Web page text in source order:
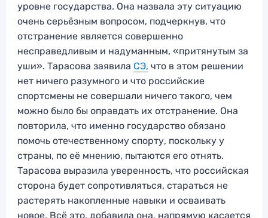
уровне государства. Она назвала эту ситуацию
очень серьёзным вопросом, подчеркнув, что
отстранение является совершенно
несправедливым и надуманным, «притянутым за
уши». Тарасова заявила СЭ, что в этом решении
нет ничего разумного и что российские
спортсмены не совершали ничего такого, чем
можно было бы оправдать их отстранение. Она
повторила, что именно государство обязано
помочь отечественному спорту, поскольку у
страны, по её мнению, пытаются его отнять.
Тарасова выразила уверенность, что российская
сторона будет сопротивляться, стараться не
растерять накопленные навыки и осваивать
новое. Всё это, добавила она, напрямую касается